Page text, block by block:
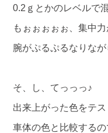
0.2ｇとかのレベルで
もぉぉぉぉぉ、集中
腕がぷるぷるなりな
そ、し、てっっっ♪
出来上がった色をテ
車体の色と比較する